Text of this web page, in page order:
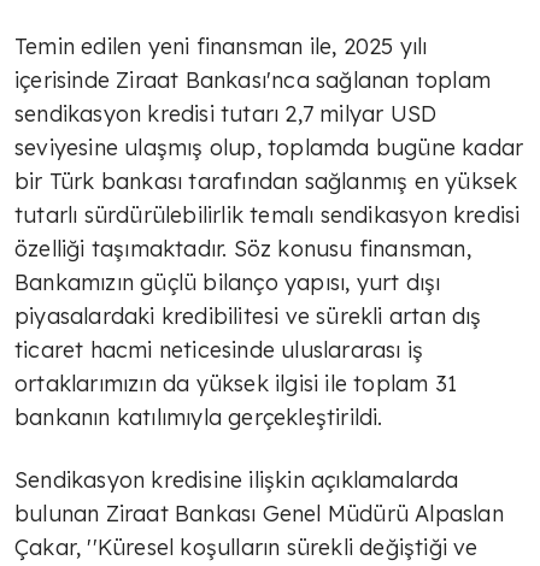
Temin edilen yeni finansman ile, 2025 yılı
içerisinde Ziraat Bankası'nca sağlanan toplam
sendikasyon kredisi tutarı 2,7 milyar USD
seviyesine ulaşmış olup, toplamda bugüne kadar
bir Türk bankası tarafından sağlanmış en yüksek
tutarlı sürdürülebilirlik temalı sendikasyon kredisi
özelliği taşımaktadır. Söz konusu finansman,
Bankamızın güçlü bilanço yapısı, yurt dışı
piyasalardaki kredibilitesi ve sürekli artan dış
ticaret hacmi neticesinde uluslararası iş
ortaklarımızın da yüksek ilgisi ile toplam 31
bankanın katılımıyla gerçekleştirildi.
Sendikasyon kredisine ilişkin açıklamalarda
bulunan Ziraat Bankası Genel Müdürü Alpaslan
Çakar, ''Küresel koşulların sürekli değiştiği ve